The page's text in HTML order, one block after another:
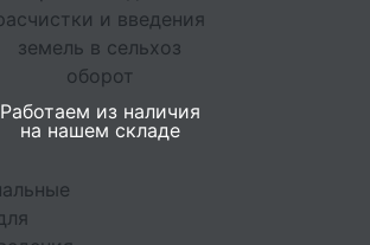
Работаем из наличия
на нашем складе